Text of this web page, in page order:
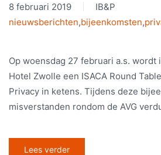
8 februari 2019
IB&P
nieuwsberichten,bijeenkomsten,
Op woensdag 27 februari a.s. wordt
Hotel Zwolle een ISACA Round
Privacy in ketens. Tijdens deze
misverstanden rondom de AVG
Lees verder